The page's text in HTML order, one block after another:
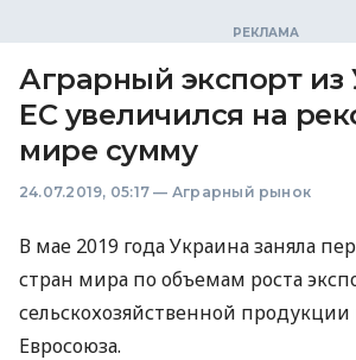
Аграрный экспорт
ЕС увеличился на
мире сумму
24.07.2019, 05:17 — Аграрный рынок
В мае 2019 года Украина заняла
стран мира по объемам роста
сельскохозяйственной продукции
Евросоюза.